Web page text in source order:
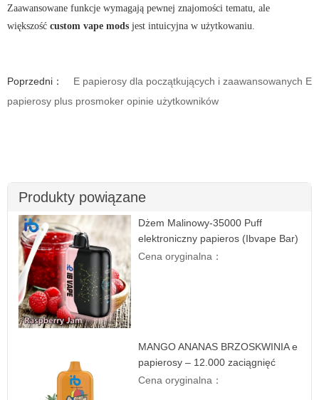
Zaawansowane funkcje wymagają pewnej znajomości tematu, ale
większość custom vape mods jest intuicyjna w użytkowaniu.
Poprzedni：
E papierosy dla początkujących i zaawansowanych E
papierosy plus prosmoker opinie użytkowników
Produkty powiązane
Dżem Malinowy-35000 Puff
elektroniczny papieros (Ibvape Bar)
Cena oryginalna：
MANGO ANANAS BRZOSKWINIA e
papierosy – 12.000 zaciągnięć
Cena oryginalna：